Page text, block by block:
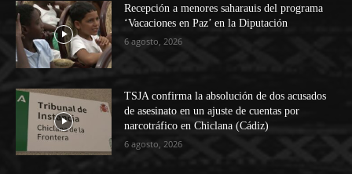
Recepción a menores saharauis del programa
‘Vacaciones en Paz’ en la Diputación
6 agosto, 2026
TSJA confirma la absolución de dos acusados
de asesinato en un ajuste de cuentas por
narcotráfico en Chiclana (Cádiz)
6 agosto, 2026